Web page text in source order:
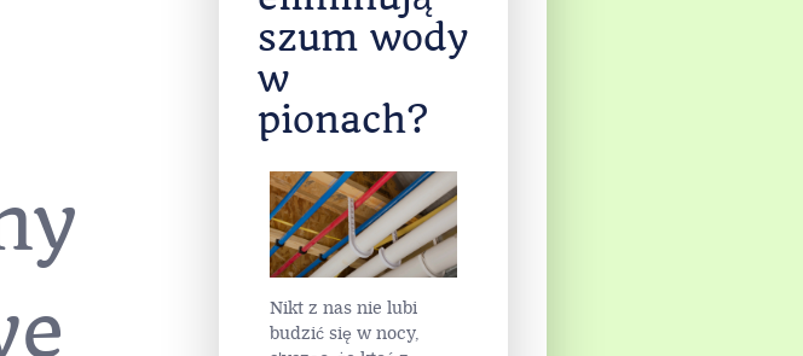
Jak dobrze
dobrane
kształtki i
rury
eliminują
szum wody
w
pionach?